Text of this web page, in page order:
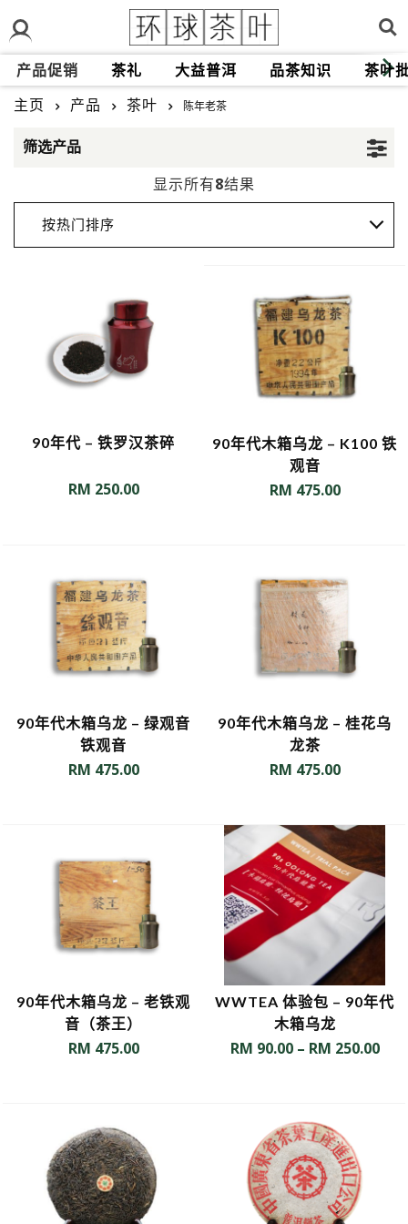
产品促销 茶礼 大益普洱 品茶知识 茶叶
主页 产品 茶叶 陈年老茶
筛选产品
显示所有8结果
按热门排序
90年代 – 铁罗汉茶碎
RM 250.00
90年代木箱乌龙 – K100 铁
观音
RM 475.00
90年代木箱乌龙 – 绿观音
铁观音
RM 475.00
90年代木箱乌龙 – 桂花乌
龙茶
RM 475.00
90年代木箱乌龙 – 老铁观
音（茶王）
RM 475.00
WWTEA 体验包 – 90年代
木箱乌龙
RM 90.00– RM 250.00